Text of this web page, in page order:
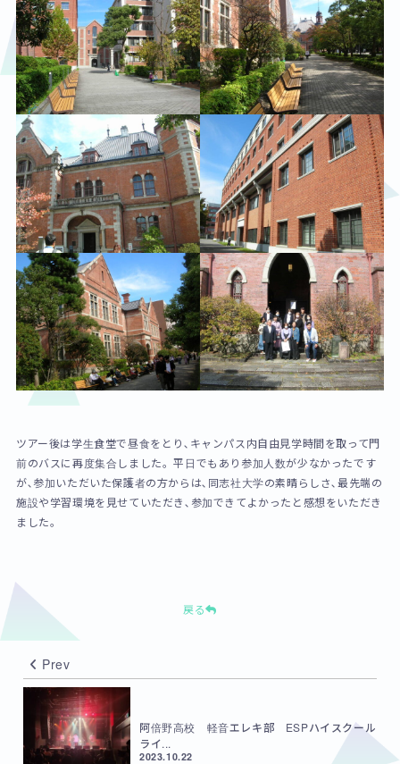
ツアー後は学生食堂で昼食をとり､キャンパス内自由見学時間を取って門
前のバスに再度集合しました。平日でもあり参加人数が少なかったです
が､参加いただいた保護者の方からは､同志社大学の素晴らしさ､最先端の
施設や学習環境を見せていただき､参加できてよかったと感想をいただき
ました。
戻る
Prev
阿倍野高校 軽音エレキ部 ESPハイスクール
ライ...
2023.10.22